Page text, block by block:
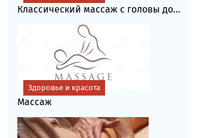
Классический массаж с головы до...
Массаж
Здоровье и красота